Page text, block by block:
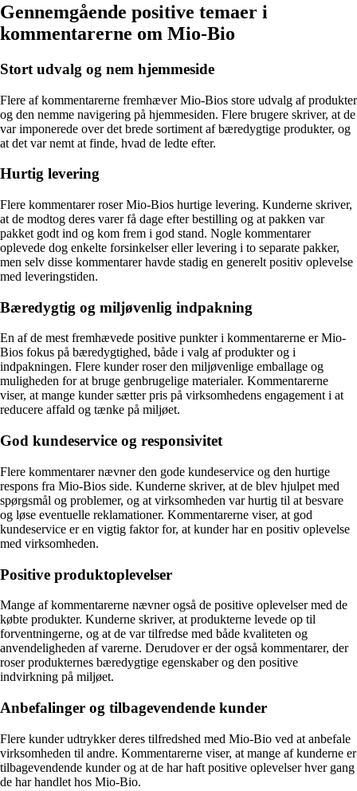
Gennemgående positive temaer i
kommentarerne om Mio-Bio
Stort udvalg og nem hjemmeside
Flere af kommentarerne fremhæver Mio-Bios store udvalg af produkter
og den nemme navigering på hjemmesiden. Flere brugere skriver, at de
var imponerede over det brede sortiment af bæredygtige produkter, og
at det var nemt at finde, hvad de ledte efter.
Hurtig levering
Flere kommentarer roser Mio-Bios hurtige levering. Kunderne skriver,
at de modtog deres varer få dage efter bestilling og at pakken var
pakket godt ind og kom frem i god stand. Nogle kommentarer
oplevede dog enkelte forsinkelser eller levering i to separate pakker,
men selv disse kommentarer havde stadig en generelt positiv oplevelse
med leveringstiden.
Bæredygtig og miljøvenlig indpakning
En af de mest fremhævede positive punkter i kommentarerne er Mio-
Bios fokus på bæredygtighed, både i valg af produkter og i
indpakningen. Flere kunder roser den miljøvenlige emballage og
muligheden for at bruge genbrugelige materialer. Kommentarerne
viser, at mange kunder sætter pris på virksomhedens engagement i at
reducere affald og tænke på miljøet.
God kundeservice og responsivitet
Flere kommentarer nævner den gode kundeservice og den hurtige
respons fra Mio-Bios side. Kunderne skriver, at de blev hjulpet med
spørgsmål og problemer, og at virksomheden var hurtig til at besvare
og løse eventuelle reklamationer. Kommentarerne viser, at god
kundeservice er en vigtig faktor for, at kunder har en positiv oplevelse
med virksomheden.
Positive produktoplevelser
Mange af kommentarerne nævner også de positive oplevelser med de
købte produkter. Kunderne skriver, at produkterne levede op til
forventningerne, og at de var tilfredse med både kvaliteten og
anvendeligheden af varerne. Derudover er der også kommentarer, der
roser produkternes bæredygtige egenskaber og den positive
indvirkning på miljøet.
Anbefalinger og tilbagevendende kunder
Flere kunder udtrykker deres tilfredshed med Mio-Bio ved at anbefale
virksomheden til andre. Kommentarerne viser, at mange af kunderne er
tilbagevendende kunder og at de har haft positive oplevelser hver gang
de har handlet hos Mio-Bio.